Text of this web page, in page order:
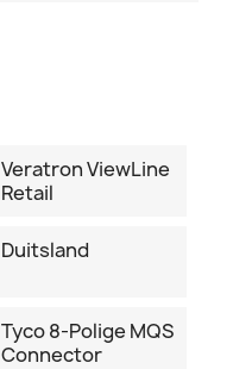
Veratron ViewLine
Retail
Duitsland
Tyco 8-Polige MQS
Connector